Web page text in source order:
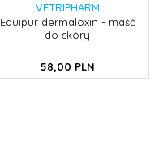
VETRIPHARM
Equipur dermaloxin - maść
do skóry
58,00 PLN